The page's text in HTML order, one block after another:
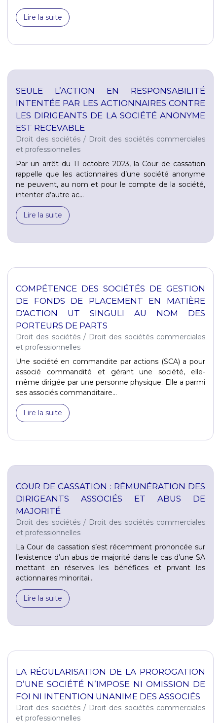
Lire la suite
SEULE L’ACTION EN RESPONSABILITÉ
INTENTÉE PAR LES ACTIONNAIRES CONTRE
LES DIRIGEANTS DE LA SOCIÉTÉ ANONYME
EST RECEVABLE
Droit des sociétés/ Droit des sociétés commerciales
et professionnelles
Par un arrêt du 11 octobre 2023, la Cour de cassation
rappelle que les actionnaires d’une société anonyme
ne peuvent, au nom et pour le compte de la société,
intenter d’autre ac...
Lire la suite
COMPÉTENCE DES SOCIÉTÉS DE GESTION
DE FONDS DE PLACEMENT EN MATIÈRE
D'ACTION UT SINGULI AU NOM DES
PORTEURS DE PARTS
Droit des sociétés/ Droit des sociétés commerciales
et professionnelles
Une société en commandite par actions (SCA) a pour
associé commandité et gérant une société, elle-
même dirigée par une personne physique. Elle a parmi
ses associés commanditaire...
Lire la suite
COUR DE CASSATION : RÉMUNÉRATION DES
DIRIGEANTS ASSOCIÉS ET ABUS DE
MAJORITÉ
Droit des sociétés/ Droit des sociétés commerciales
et professionnelles
La Cour de cassation s’est récemment prononcée sur
l’existence d’un abus de majorité dans le cas d’une SA
mettant en réserves les bénéfices et privant les
actionnaires minoritai...
Lire la suite
LA RÉGULARISATION DE LA PROROGATION
D’UNE SOCIÉTÉ N’IMPOSE NI OMISSION DE
FOI NI INTENTION UNANIME DES ASSOCIÉS
Droit des sociétés/ Droit des sociétés commerciales
et professionnelles